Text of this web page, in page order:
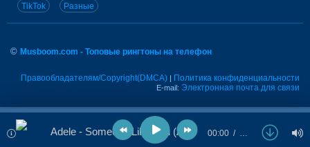
TikTok Разные
© Musboom.com - Топовые рингтоны на телефон
Правообладателям/Copyright(DMCA) | Политика конфиденциальности
E-mail: Электронная почта для связи
Adele - Someone Like You (Afro Soul Cover) 00:00 …